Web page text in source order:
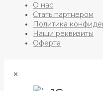
О нас
Стать партнером
Политика
Наши реквизиты
Оферта
✕